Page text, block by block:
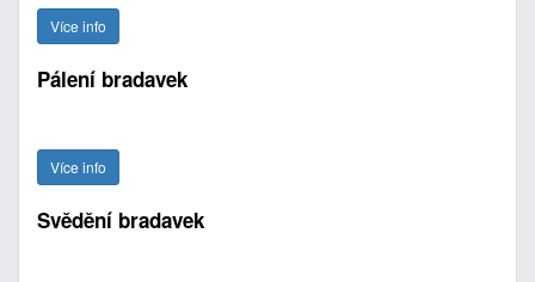
Více info
Pálení bradavek
Více info
Svědění bradavek